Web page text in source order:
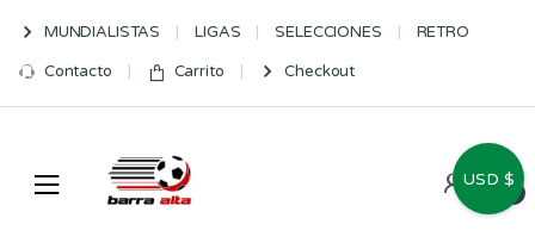
navigation
content
MUNDIALISTAS LIGAS SELECCIONES RETRO
Contacto Carrito Checkout
0
USD $